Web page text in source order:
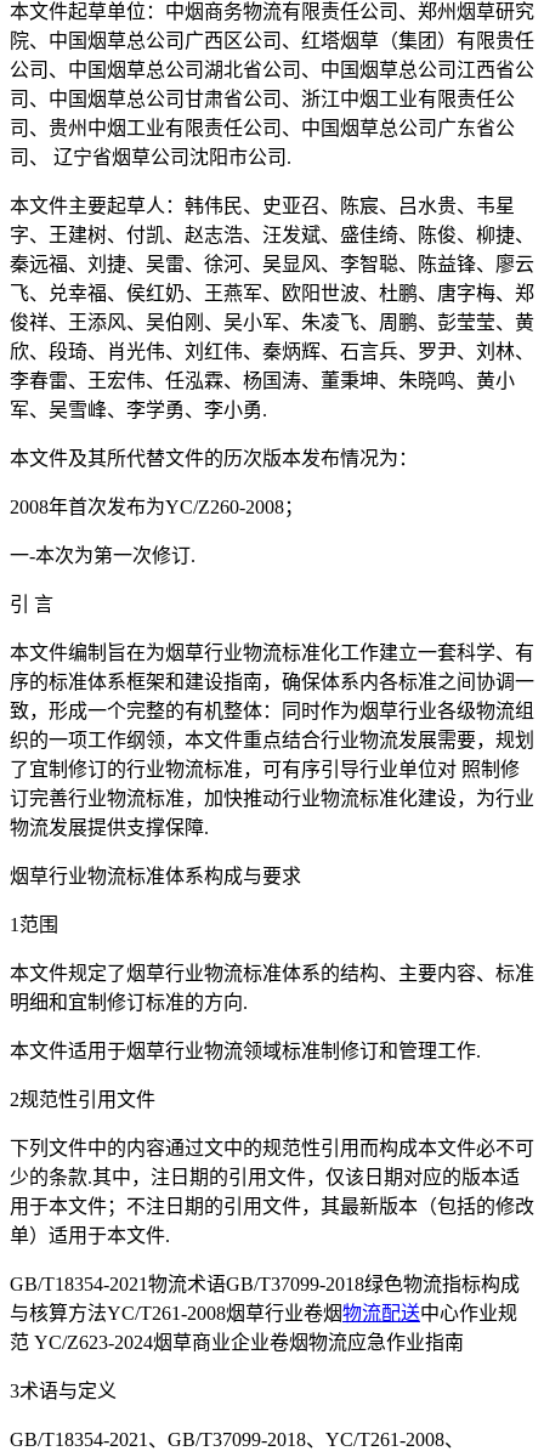
本文件起草单位：中烟商务物流有限责任公司、郑州烟草研究
院、中国烟草总公司广西区公司、红塔烟草（集团）有限贵任
公司、中国烟草总公司湖北省公司、中国烟草总公司江西省公
司、中国烟草总公司甘肃省公司、浙江中烟工业有限责任公
司、贵州中烟工业有限责任公司、中国烟草总公司广东省公
司、 辽宁省烟草公司沈阳市公司.
本文件主要起草人：韩伟民、史亚召、陈宸、吕水贵、韦星
字、王建树、付凯、赵志浩、汪发斌、盛佳绮、陈俊、柳捷、
秦远福、刘捷、吴雷、徐河、吴显风、李智聪、陈益锋、廖云
飞、兑幸福、侯红奶、王燕军、欧阳世波、杜鹏、唐字梅、郑
俊祥、王添风、吴伯刚、吴小军、朱凌飞、周鹏、彭莹莹、黄
欣、段琦、肖光伟、刘红伟、秦炳辉、石言兵、罗尹、刘林、
李春雷、王宏伟、任泓霖、杨国涛、董秉坤、朱晓鸣、黄小
军、吴雪峰、李学勇、李小勇.
本文件及其所代替文件的历次版本发布情况为：
2008年首次发布为YC/Z260-2008；
一-本次为第一次修订.
引 言
本文件编制旨在为烟草行业物流标准化工作建立一套科学、有
序的标准体系框架和建设指南，确保体系内各标准之间协调一
致，形成一个完整的有机整体：同时作为烟草行业各级物流组
织的一项工作纲领，本文件重点结合行业物流发展需要，规划
了宜制修订的行业物流标准，可有序引导行业单位对 照制修
订完善行业物流标准，加快推动行业物流标准化建设，为行业
物流发展提供支撑保障.
烟草行业物流标准体系构成与要求
1范围
本文件规定了烟草行业物流标准体系的结构、主要内容、标准
明细和宜制修订标准的方向.
本文件适用于烟草行业物流领域标准制修订和管理工作.
2规范性引用文件
下列文件中的内容通过文中的规范性引用而构成本文件必不可
少的条款.其中，注日期的引用文件，仅该日期对应的版本适
用于本文件；不注日期的引用文件，其最新版本（包括的修改
单）适用于本文件.
GB/T18354-2021物流术语GB/T37099-2018绿色物流指标构成
与核算方法YC/T261-2008烟草行业卷烟物流配送中心作业规
范 YC/Z623-2024烟草商业企业卷烟物流应急作业指南
3术语与定义
GB/T18354-2021、GB/T37099-2018、YC/T261-2008、